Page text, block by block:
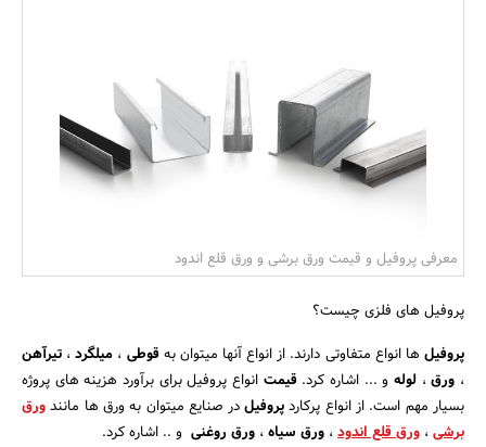
مسکن و ساختمان
معرفی پروفیل و قیمت ورق برشی و ورق قلع اندود
پروفیل های فلزی چیست؟
پروفیلها انواع متفاوتی دارند. از انواع آنها میتوان بهقوطی ، میلگرد، تیرآهن
، ورق، لولهو ... اشاره کرد.قیمت انواع پروفیل برای برآورد هزینه های پروژه
بسیار مهم است. از انواع پرکاردپروفیلدر صنایع میتوان به ورق ها مانندورق
برشی ، ورق قلع اندود ، ورق سیاه ، ورق روغنی و .. اشاره کرد.